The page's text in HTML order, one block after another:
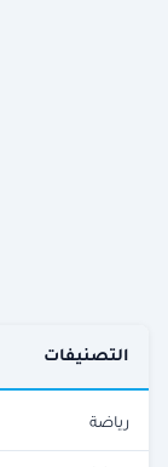
التصنيفات
رياضة